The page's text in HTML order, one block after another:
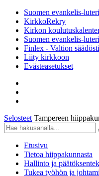
Suomen evankelis-
KirkkoRekry
Kirkon
Suomen evankelis-
Finlex - Valtion
Liity kirkkoon
Evästeasetukset
Selosteet Tampereen
Etusivu
Tietoa hiippakunnasta
Hallinto ja
Tukea työhön ja